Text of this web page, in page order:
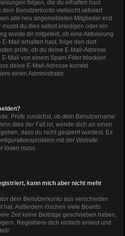
folgen, die du erhalten hast.
dein Benutzerkonto vielleicht aktiviert
alle neu angemeldeten Mitglieder erst
du dies selbst erledigen oder ein
wurde dir mitgeteilt, ob eine Aktivierung
Mail erhalten hast, folge den dort
prüfe, ob du deine E-Mail-Adresse
Mail von einem Spam-Filter blockiert
deine E-Mail-Adresse korrekt
einen Administrator.
Prüfe zunächst, ob dein Benutzername
dies der Fall ist, wende dich an einen
dass du nicht gesperrt wurdest. Es
mit der Website
lösen muss.
kann mich aber nicht mehr
dein Benutzerkonto aus verschieden
hat. Außerdem löschen viele Boards
Zeit keine Beiträge geschrieben haben,
Registriere dich einfach erneut und